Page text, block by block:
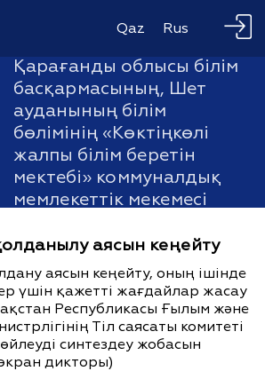
Qaz Rus
Қарағанды облысы білім
басқармасының, Шет
ауданының білім
бөлімінің «Көктіңкөлі
жалпы білім беретін
мектебі» коммуналдық
мемлекеттік мекемесі
қолданылу аясын кеңейту
аясын кеңейту, оның ішінде
үшін қажетті жағдайлар жасау
Республикасы Ғылым және
Тіл саясаты комитеті
синтездеу жобасын
дикторы)